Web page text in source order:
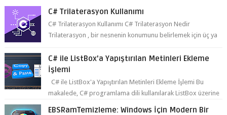
C# Trilaterasyon Kullanımı
C# Trilaterasyon Kullanımı C# Trilaterasyon Nedir
Trilaterasyon , bir nesnenin konumunu belirlemek için üç ya
C# ile ListBox'a Yapıştırılan Metinleri Ekleme
İşlemi
C# ile ListBox'a Yapıştırılan Metinleri Ekleme İşlemi Bu
makalede, C# programlama dili kullanılarak ListBox üzerine
EBSRamTemizleme: Windows İçin Modern Bir